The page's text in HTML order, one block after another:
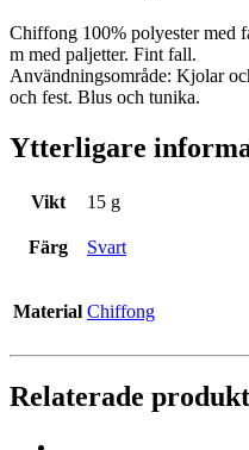
Chiffong 100% polyester med
m med paljetter. Fint fall.
Användningsområde: Kjolar
och fest. Blus och tunika.
Ytterligare
Vikt 15 g
Färg Svart
Material Chiffong
Relaterade